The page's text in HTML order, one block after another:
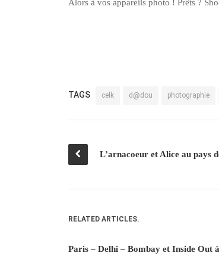
Alors à vos appareils photo ! Prêts ?
TAGS celk d@dou photographie
RELATED ARTICLES.
Paris – Delhi – Bombay et Inside Out